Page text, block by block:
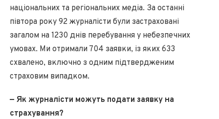
національних та регіональних медіа. За останні
півтора року 92 журналісти були застраховані
загалом на 1230 днів перебування у небезпечних
умовах. Ми отримали 704 заявки, із яких 633
схвалено, включно з одним підтвердженим
страховим випадком.
— Як журналісти можуть подати заявку на
страхування?